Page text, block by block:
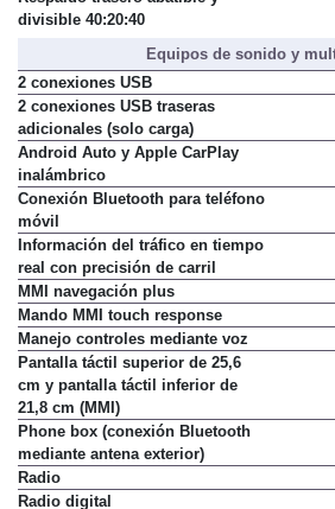
Respaldo trasero abatible y
Equipos de sonido y
2 conexiones USB
2 conexiones USB traseras
adicionales (solo carga)
Android Auto y Apple CarPlay
inalámbrico
Conexión Bluetooth para teléfono
móvil
Información del tráfico en tiempo
real con precisión de carril
MMI navegación plus
Mando MMI touch response
Manejo controles mediante voz
Pantalla táctil superior de 25,6
cm y pantalla táctil inferior de
21,8 cm (MMI)
Phone box (conexión Bluetooth
mediante antena exterior)
Radio